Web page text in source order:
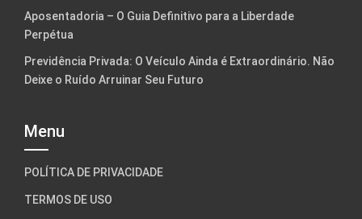
Aposentadoria – O Guia Definitivo para a Liberdade
Perpétua
Previdência Privada: O Veículo Ainda é Extraordinário. Não
Deixe o Ruído Arruinar Seu Futuro
Menu
POLÍTICA DE PRIVACIDADE
TERMOS DE USO